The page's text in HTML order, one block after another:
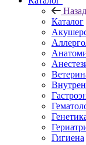
Назад
Каталог
Гигиена